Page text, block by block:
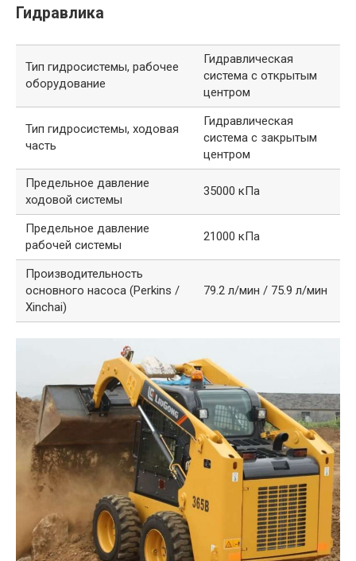
Гидравлика
Тип гидросистемы, рабочее
оборудование
Гидравлическая
система с открытым
центром
Тип гидросистемы, ходовая
часть
Гидравлическая
система с закрытым
центром
Предельное давление
ходовой системы
35000 кПа
Предельное давление
рабочей системы
21000 кПа
Производительность
основного насоса (Perkins /
Xinchai)
79.2 л/мин / 75.9 л/мин